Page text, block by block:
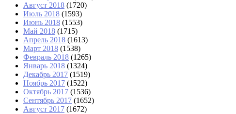
Август 2018 (1720)
Июль 2018 (1593)
Июнь 2018 (1553)
Май 2018 (1715)
Апрель 2018 (1613)
Март 2018 (1538)
Февраль 2018 (1265)
Январь 2018 (1324)
Декабрь 2017 (1519)
Ноябрь 2017 (1522)
Октябрь 2017 (1536)
Сентябрь 2017 (1652)
Август 2017 (1672)